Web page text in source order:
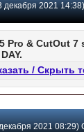
2021 14:38)
Pro & CutOut 7
/ Скрыть
2021 08:29)